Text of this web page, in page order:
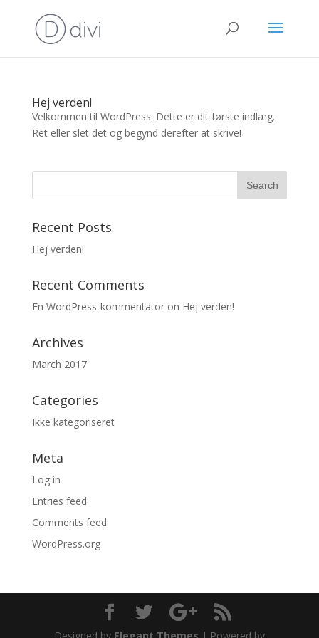
Hej verden!
Velkommen til WordPress. Dette er dit første indlæg.
Ret eller slet det og begynd derefter at skrive!
Recent Posts
Hej verden!
Recent Comments
En WordPress-kommentatoron Hej verden!
Archives
March 2017
Categories
Ikke kategoriseret
Meta
Log in
Entries feed
Comments feed
WordPress.org